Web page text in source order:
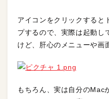
アイコンをクリックすると
プするので、実際は起動し
けど、肝心のメニューや画
もちろん、実は自分のMac